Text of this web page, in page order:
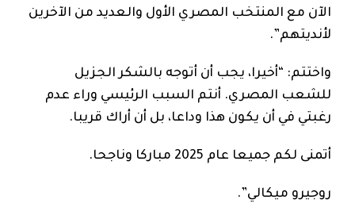
الآن مع المنتخب المصري الأول والعديد من الآخرين
لأنديتهم”.
واختتم: “أخيرا، يجب أن أتوجه بالشكر الجزيل
للشعب المصري. أنتم السبب الرئيسي وراء عدم
رغبتي في أن يكون هذا وداعا، بل أن أراك قريبا.
أتمنى لكم جميعا عام 2025 مباركا وناجحا.
روجيرو ميكالي”.